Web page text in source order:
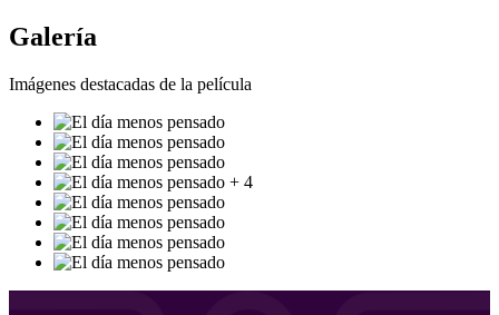
Galería
Imágenes destacadas de la película
+ 4